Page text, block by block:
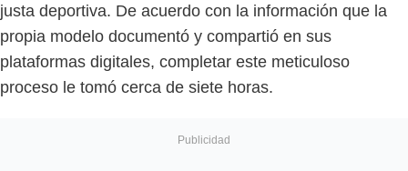
justa deportiva. De acuerdo con la información que la
propia modelo documentó y compartió en sus
plataformas digitales, completar este meticuloso
proceso le tomó cerca de siete horas.